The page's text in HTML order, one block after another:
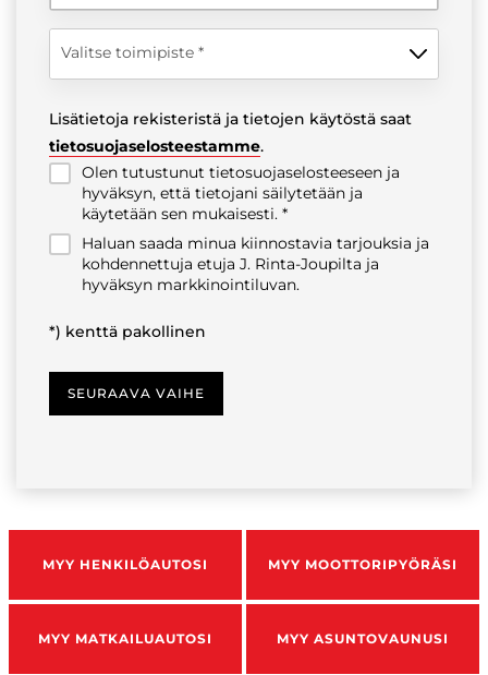
Valitse toimipiste
Lisätietoja rekisteristä ja tietojen käytöstä saat
tietosuojaselosteestamme.
Olen tutustunut tietosuojaselosteeseen ja
hyväksyn, että tietojani säilytetään ja
käytetään sen mukaisesti.
Haluan saada minua kiinnostavia tarjouksia ja
kohdennettuja etuja J. Rinta-Joupilta ja
hyväksyn markkinointiluvan.
*) kenttä pakollinen
SEURAAVA VAIHE
MYY HENKILÖAUTOSI MYY MOOTTORIPYÖRÄSI
MYY MATKAILUAUTOSI MYY ASUNTOVAUNUSI